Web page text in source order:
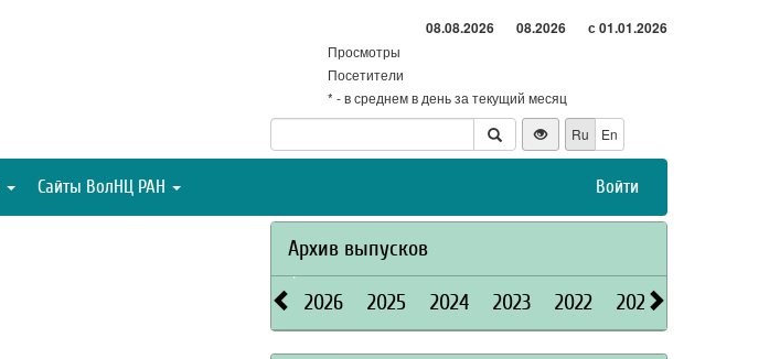
08.08.2026 08.2026 с 01.01.2026
Просмотры
Посетители
* - в среднем в день за текущий месяц
Ru
En
Сайты ВолНЦ РАН Войти
Архив выпусков
2026 2025 2024 2023 2022 2021